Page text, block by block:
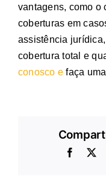
vantagens, como o
coberturas em
assistência
cobertura total e
conosco efaça